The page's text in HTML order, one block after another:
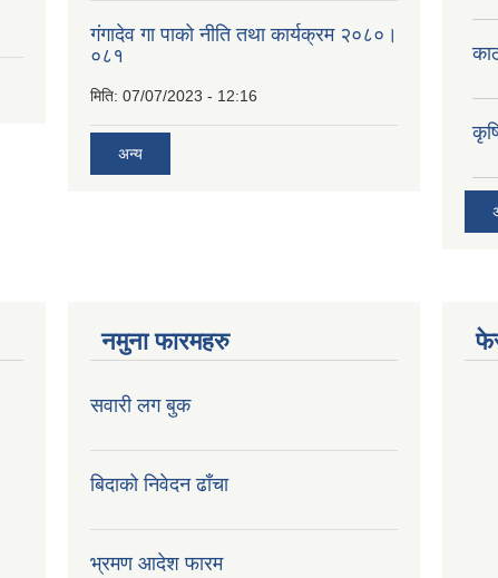
गंगादेव गा पाको नीति तथा कार्यक्रम २०८०।
०८१
मिति: 07/07/2023 - 12:16
अन्य
नमुना फारमहरु
सवारी लग बुक
बिदाको निवेदन ढाँचा
भ्रमण आदेश फारम